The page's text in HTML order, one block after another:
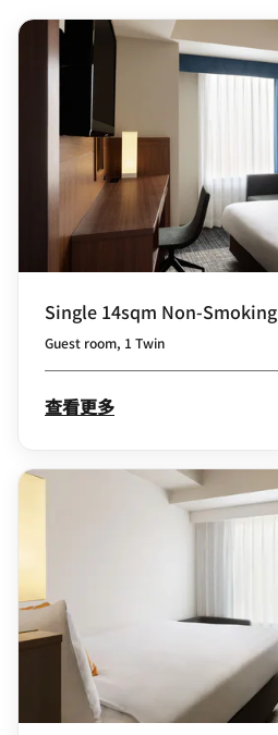
Single 14sqm Non-Smoking
Guest room, 1 Twin
查看更多